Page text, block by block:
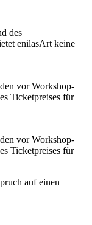
des
enilasArt keine
vor Workshop-
Ticketpreises für
vor Workshop-
Ticketpreises für
auf einen